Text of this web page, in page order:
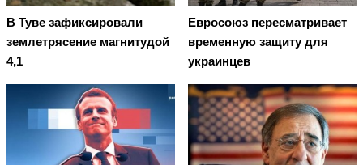
В Туве зафиксировали
землетрясение магнитудой
4,1
Евросоюз пересматривает
временную защиту для
украинцев